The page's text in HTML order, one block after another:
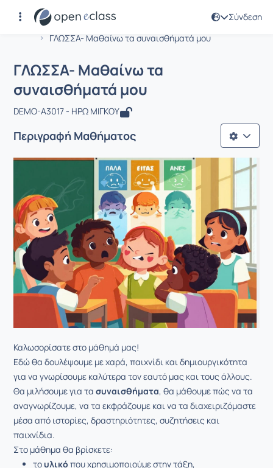
Σύνδεση
Αρχική Σελίδα
ΓΛΩΣΣΑ- Μαθαίνω τα συναισθήματά μου
Μάθημα : ΓΛΩΣΣΑ- Μαθαίνω τα
ΓΛΩΣΣΑ- Μαθαίνω τα
συναισθήματά μου
DEMO-A3017 - ΗΡΩ ΜΙΓΚΟΥ
Περιγραφή Μαθήματος
Καλωσορίσατε στο μάθημά μας!
Εδώ θα δουλέψουμε με χαρά, παιχνίδι και δημιουργικότητα
για να γνωρίσουμε καλύτερα τον εαυτό μας και τους άλλους.
Θα μιλήσουμε για τα συναισθήματα, θα μάθουμε πώς να τα
αναγνωρίζουμε, να τα εκφράζουμε και να τα διαχειριζόμαστε
μέσα από ιστορίες, δραστηριότητες, συζητήσεις και
παιχνίδια.
Στο μάθημα θα βρίσκετε:
τουλικό που χρησιμοποιούμε στην τάξη,